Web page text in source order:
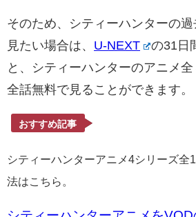
そのため、シティーハンターの
見たい場合は、 U-NEXT
の31日
と、シティーハンターのアニメ
全話無料で見ることができます。
おすすめ記事
シティーハンターアニメ4シリーズ全
法はこちら。